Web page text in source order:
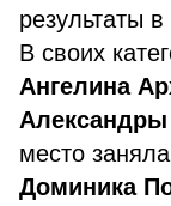
результаты
В своих
Ангелина
место заняла
Доминика